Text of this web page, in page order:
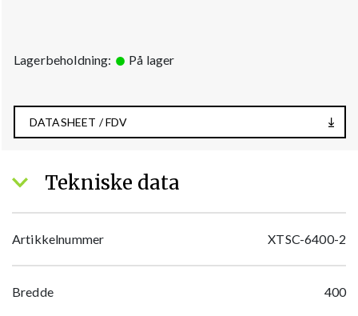
Lagerbeholdning: På lager
DATASHEET / FDV
Tekniske data
Artikkelnummer XTSC-6400-2
Bredde 400